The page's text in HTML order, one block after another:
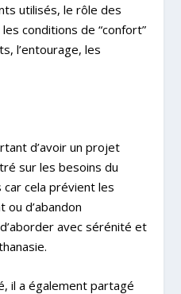
utilisés, le rôle des
conditions de “confort”
l’entourage, les
d’avoir un projet
sur les besoins du
cela prévient les
ou d’abandon
avec sérénité et
il a également partagé